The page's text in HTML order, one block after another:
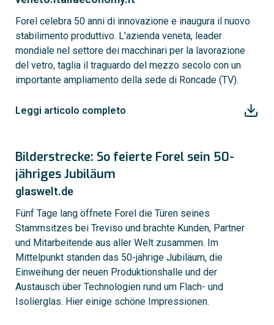
Forel celebra 50 anni di innovazione e inaugura il nuovo
stabilimento produttivo. L’azienda veneta, leader
mondiale nel settore dei macchinari per la lavorazione
del vetro, taglia il traguardo del mezzo secolo con un
importante ampliamento della sede di Roncade (TV).
Leggi articolo completo
Bilderstrecke: So feierte Forel sein 50-
jähriges Jubiläum
glaswelt.de
Fünf Tage lang öffnete Forel die Türen seines
Stammsitzes bei Treviso und brachte Kunden, Partner
und Mitarbeitende aus aller Welt zusammen. Im
Mittelpunkt standen das 50-jährige Jubiläum, die
Einweihung der neuen Produktionshalle und der
Austausch über Technologien rund um Flach- und
Isolierglas. Hier einige schöne Impressionen.